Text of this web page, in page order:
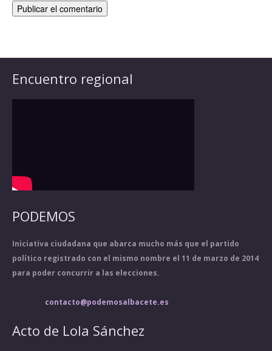
Encuentro regional
PODEMOS
Iniciativa ciudadana que abarca mucho más que el partido
político registrado con el mismo nombre el 11 de marzo de 2014
para poder concurrir a las elecciones.
contacto@podemosalbacete.es
Acto de Lola Sánchez